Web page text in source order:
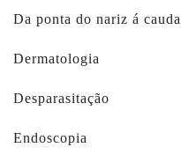
Da ponta do nariz á cauda
Dermatologia
Desparasitação
Endoscopia